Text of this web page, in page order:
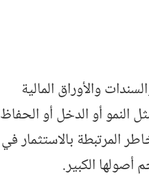
والأوراق المالية
النمو أو الدخل أو الحفاظ
المرتبطة بالاستثمار في
أصولها الكبير.